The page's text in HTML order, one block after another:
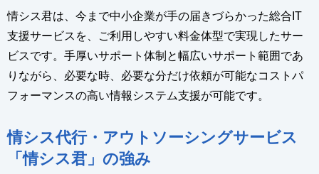
情シス君は、今まで中小企業が手の届きづらかった総合IT
支援サービスを、ご利用しやすい料金体型で実現したサー
ビスです。手厚いサポート体制と幅広いサポート範囲であ
りながら、必要な時、必要な分だけ依頼が可能なコストパ
フォーマンスの高い情報システム支援が可能です。
情シス代行・アウトソーシングサービス
「情シス君」の強み